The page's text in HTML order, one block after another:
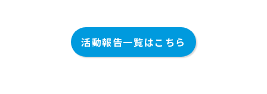
活動報告一覧はこちら